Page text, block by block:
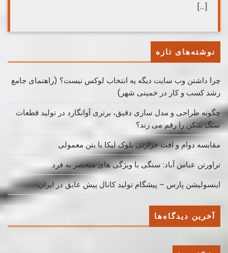
[…]
نوشته‌های تازه
چرا داشتن وب سایت دیگه یه انتخاب لوکس نیست؟ (راهنمای جامع
رشد کسب ‌و کار در خمینی ‌شهر)
چگونه طراحی و مدل سازی دقیق، برتری آوانگارد در تولید قطعات
سنگ شکن را رقم می زند؟
مقایسه دوام و افت حرارتی بلوک لیکا با بتن معمولی
تراورتن عباس آباد: سنگی با ویژگی های منحصر به فرد
اینسولیشن پارس – پیشگام تولید کانال پیش عایق در ایران
آخرین دیدگاه‌ها